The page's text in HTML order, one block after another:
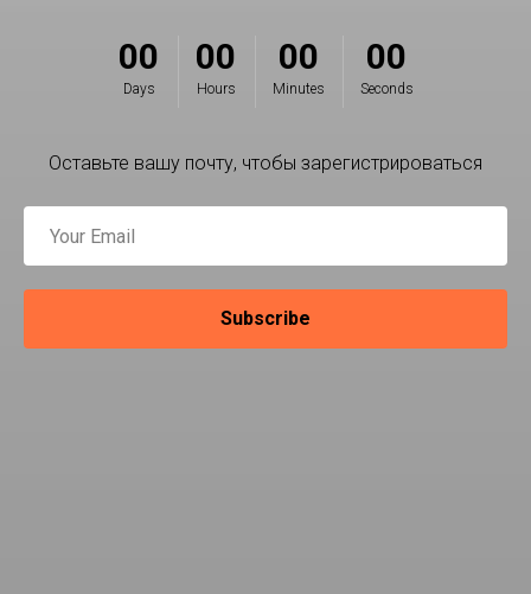
00
Days
00
Hours
00
Minutes
00
Seconds
Оставьте вашу почту, чтобы зарегистрироваться
Subscribe